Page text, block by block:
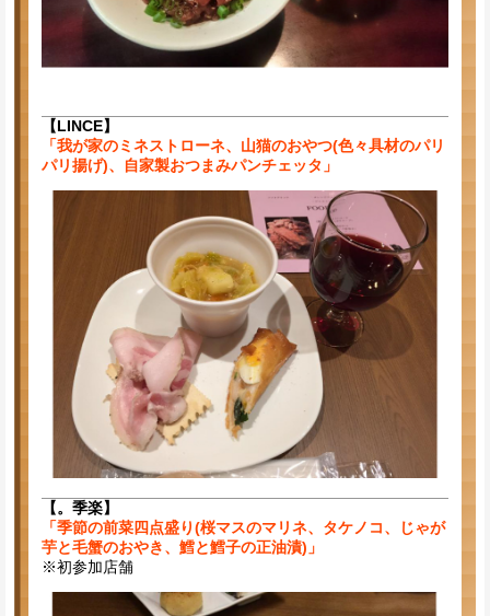
【LINCE】
「我が家のミネストローネ、山猫のおやつ(色々具材のパリ
パリ揚げ)、自家製おつまみパンチェッタ」
【。季楽】
「季節の前菜四点盛り(桜マスのマリネ、タケノコ、じゃが
芋と毛蟹のおやき、鱈と鱈子の正油漬)」
※初参加店舗